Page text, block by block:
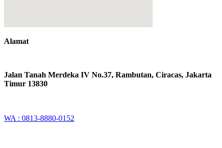
Alamat
Jalan Tanah Merdeka IV No.37, Rambutan, Ciracas, Jakarta
Timur 13830
WA : 0813-8880-0152